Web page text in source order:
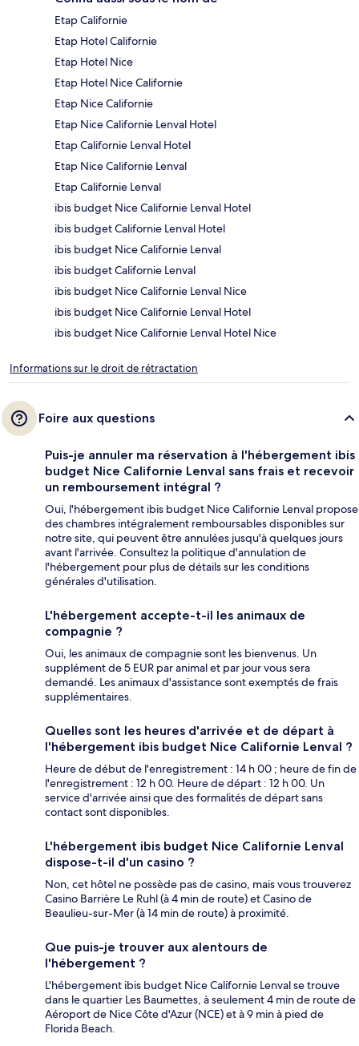
Etap Californie
Etap Hotel Californie
Etap Hotel Nice
Etap Hotel Nice Californie
Etap Nice Californie
Etap Nice Californie Lenval Hotel
Etap Californie Lenval Hotel
Etap Nice Californie Lenval
Etap Californie Lenval
ibis budget Nice Californie Lenval Hotel
ibis budget Californie Lenval Hotel
ibis budget Nice Californie Lenval
ibis budget Californie Lenval
ibis budget Nice Californie Lenval Nice
ibis budget Nice Californie Lenval Hotel
ibis budget Nice Californie Lenval Hotel Nice
Informations sur le droit de rétractation
Foire aux questions
Puis-je annuler ma réservation à l'hébergement ibis
budget Nice Californie Lenval sans frais et recevoir
un remboursement intégral ?
Oui, l'hébergement ibis budget Nice Californie Lenval propose
des chambres intégralement remboursables disponibles sur
notre site, qui peuvent être annulées jusqu'à quelques jours
avant l'arrivée. Consultez la politique d'annulation de
l'hébergement pour plus de détails sur les conditions
générales d'utilisation.
L'hébergement accepte-t-il les animaux de
compagnie ?
Oui, les animaux de compagnie sont les bienvenus. Un
supplément de 5 EUR par animal et par jour vous sera
demandé. Les animaux d'assistance sont exemptés de frais
supplémentaires.
Quelles sont les heures d'arrivée et de départ à
l'hébergement ibis budget Nice Californie Lenval ?
Heure de début de l'enregistrement : 14 h 00 ; heure de fin de
l'enregistrement : 12 h 00. Heure de départ : 12 h 00. Un
service d'arrivée ainsi que des formalités de départ sans
contact sont disponibles.
L'hébergement ibis budget Nice Californie Lenval
dispose-t-il d'un casino ?
Non, cet hôtel ne possède pas de casino, mais vous trouverez
Casino Barrière Le Ruhl (à 4 min de route) et Casino de
Beaulieu-sur-Mer (à 14 min de route) à proximité.
Que puis-je trouver aux alentours de
l'hébergement ?
L'hébergement ibis budget Nice Californie Lenval se trouve
dans le quartier Les Baumettes, à seulement 4 min de route de
Aéroport de Nice Côte d'Azur (NCE) et à 9 min à pied de
Florida Beach.